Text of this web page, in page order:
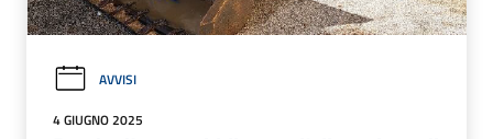
AVVISI
4 GIUGNO 2025